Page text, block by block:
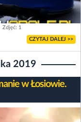
Zdjęć: 1
CZYTAJ DALEJ >>
2019
w Łosiowie.